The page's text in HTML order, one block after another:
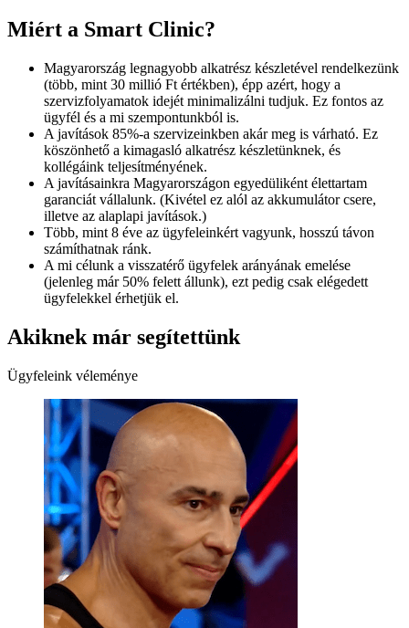
Miért a Smart Clinic?
Magyarország legnagyobb alkatrész készletével rendelkezünk
(több, mint 30 millió Ft értékben), épp azért, hogy a
szervizfolyamatok idejét minimalizálni tudjuk. Ez fontos az
ügyfél és a mi szempontunkból is.
A javítások 85%-a szervizeinkben akár meg is várható. Ez
köszönhető a kimagasló alkatrész készletünknek, és
kollégáink teljesítményének.
A javításainkra Magyarországon egyedüliként élettartam
garanciát vállalunk. (Kivétel ez alól az akkumulátor csere,
illetve az alaplapi javítások.)
Több, mint 8 éve az ügyfeleinkért vagyunk, hosszú távon
számíthatnak ránk.
A mi célunk a visszatérő ügyfelek arányának emelése
(jelenleg már 50% felett állunk), ezt pedig csak elégedett
ügyfelekkel érhetjük el.
Akiknek már segítettünk
Ügyfeleink véleménye